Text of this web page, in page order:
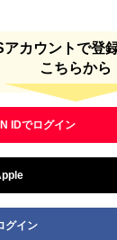
アカウントで登
こちらから
IDでログイン
グイン